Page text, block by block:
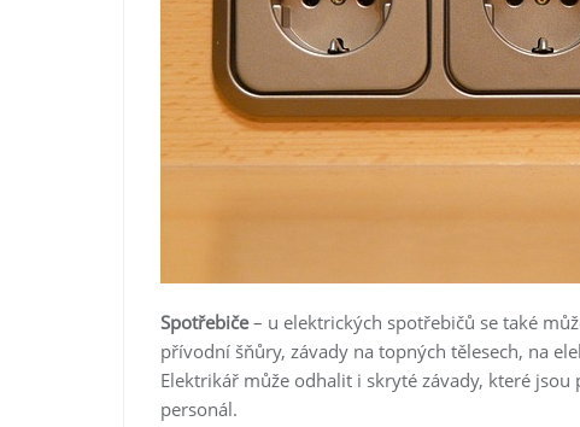
Spotřebiče– u elektrických spotřebičů se také
přívodní šňůry, závady na topných tělesech, na
Elektrikář může odhalit i skryté závady, které
personál.